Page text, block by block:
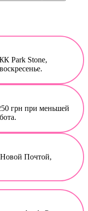
Park Stone,
грн при меньшей
Новой Почтой,